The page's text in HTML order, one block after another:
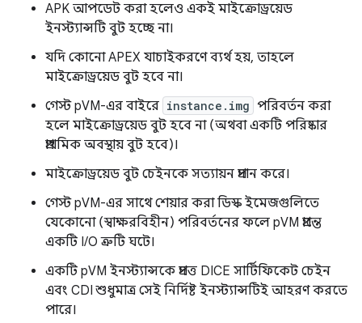
APK আপডেট করা হলেও একই মাইক্রোড্রয়েড
ইনস্ট্যান্সটি বুট হচ্ছে না।
যদি কোনো APEX যাচাইকরণে ব্যর্থ হয়, তাহলে
মাইক্রোড্রয়েড বুট হবে না।
গেস্ট pVM-এর বাইরে instance.img পরিবর্তন করা
হলে মাইক্রোড্রয়েড বুট হবে না (অথবা একটি পরিষ্কার
প্রাথমিক অবস্থায় বুট হবে)।
মাইক্রোড্রয়েড বুট চেইনকে সত্যায়ন প্রদান করে।
গেস্ট pVM-এর সাথে শেয়ার করা ডিস্ক ইমেজগুলিতে
যেকোনো (স্বাক্ষরবিহীন) পরিবর্তনের ফলে pVM প্রান্তে
একটি I/O ত্রুটি ঘটে।
একটি pVM ইনস্ট্যান্সকে প্রদত্ত DICE সার্টিফিকেট চেইন
এবং CDI শুধুমাত্র সেই নির্দিষ্ট ইনস্ট্যান্সটিই আহরণ করতে
পারে।